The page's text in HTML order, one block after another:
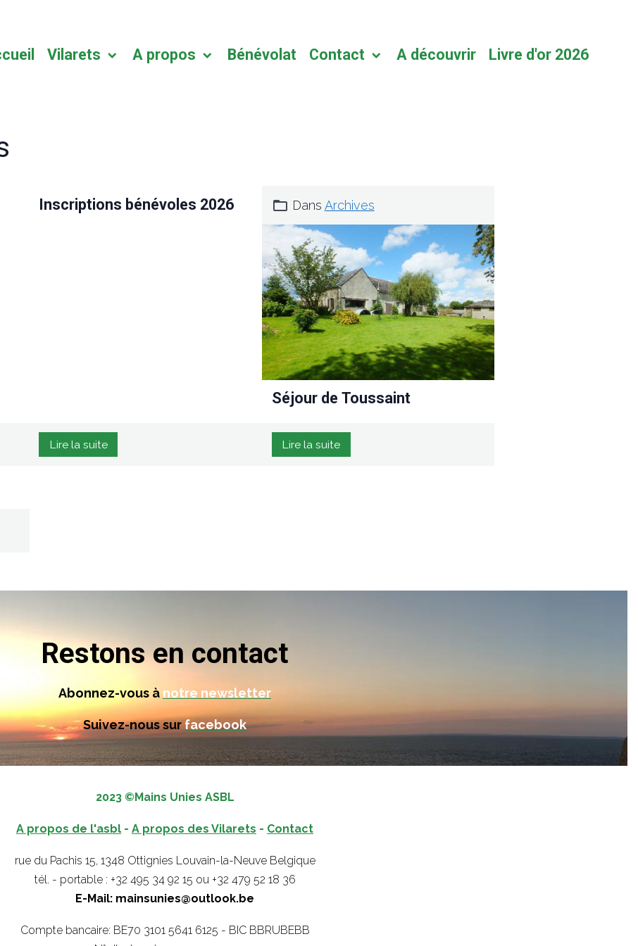
Vilarets A propos Bénévolat Contact A découvrir Livre d'or 2026
Inscriptions bénévoles 2026
Lire la suite
Dans Archives
Séjour de Toussaint
Lire la suite
Restons en contact
Abonnez-vous à notre newsletter
Suivez-nous surfacebook
2023 ©Mains Unies ASBL
A propos de l'asbl - A propos des Vilarets - Contact
rue du Pachis 15, 1348 Ottignies Louvain-la-Neuve Belgique
tél. - portable : +32 495 34 92 15 ou +32 479 52 18 36
E-Mail: mainsunies@outlook.be
Compte bancaire: BE70 3101 5641 6125 - BIC BBRUBEBB